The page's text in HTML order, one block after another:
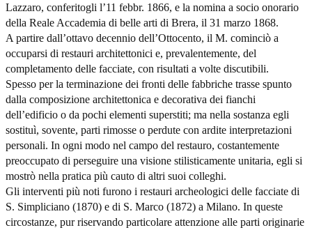
Lazzaro, conferitogli l’11 febbr. 1866, e la nomina a socio onorario
della Reale Accademia di belle arti di Brera, il 31 marzo 1868.
A partire dall’ottavo decennio dell’Ottocento, il M. cominciò a
occuparsi di restauri architettonici e, prevalentemente, del
completamento delle facciate, con risultati a volte discutibili.
Spesso per la terminazione dei fronti delle fabbriche trasse spunto
dalla composizione architettonica e decorativa dei fianchi
dell’edificio o da pochi elementi superstiti; ma nella sostanza egli
sostituì, sovente, parti rimosse o perdute con ardite interpretazioni
personali. In ogni modo nel campo del restauro, costantemente
preoccupato di perseguire una visione stilisticamente unitaria, egli si
mostrò nella pratica più cauto di altri suoi colleghi.
Gli interventi più noti furono i restauri archeologici delle facciate di
S. Simpliciano (1870) e di S. Marco (1872) a Milano. In queste
circostanze, pur riservando particolare attenzione alle parti originarie